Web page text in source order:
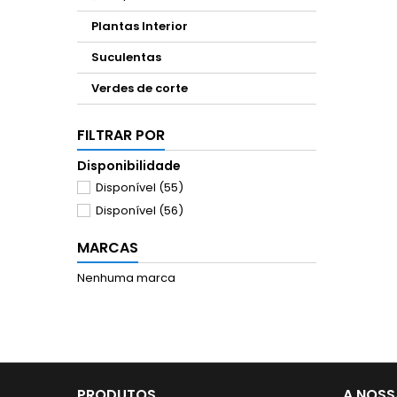
Plantas Interior
Suculentas
Verdes de corte
FILTRAR POR
Disponibilidade
Disponível (55)
Disponível (56)
MARCAS
Nenhuma marca